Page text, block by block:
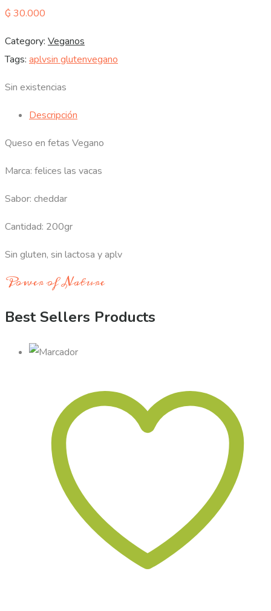
₲ 30.000
Category: Veganos
Tags: aplvsin glutenvegano
Sin existencias
Descripción
Queso en fetas Vegano
Marca: felices las vacas
Sabor: cheddar
Cantidad: 200gr
Sin gluten, sin lactosa y aplv
Power of Nature
Best Sellers Products